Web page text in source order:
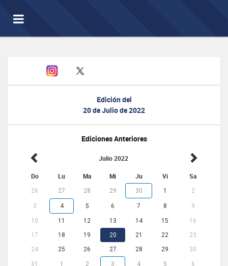
Toggle
navigation
Edición del
20 de Julio de 2022
Ediciones Anteriores
Julio 2022
Do Lu Ma Mi Ju Vi Sa
26 27 28 29 30 1 2
3 4 5 6 7 8 9
10 11 12 13 14 15
16
17
18 19 20 21 22
23
24
25 26 27 28 29 30
31 1 2 3 4 5 6